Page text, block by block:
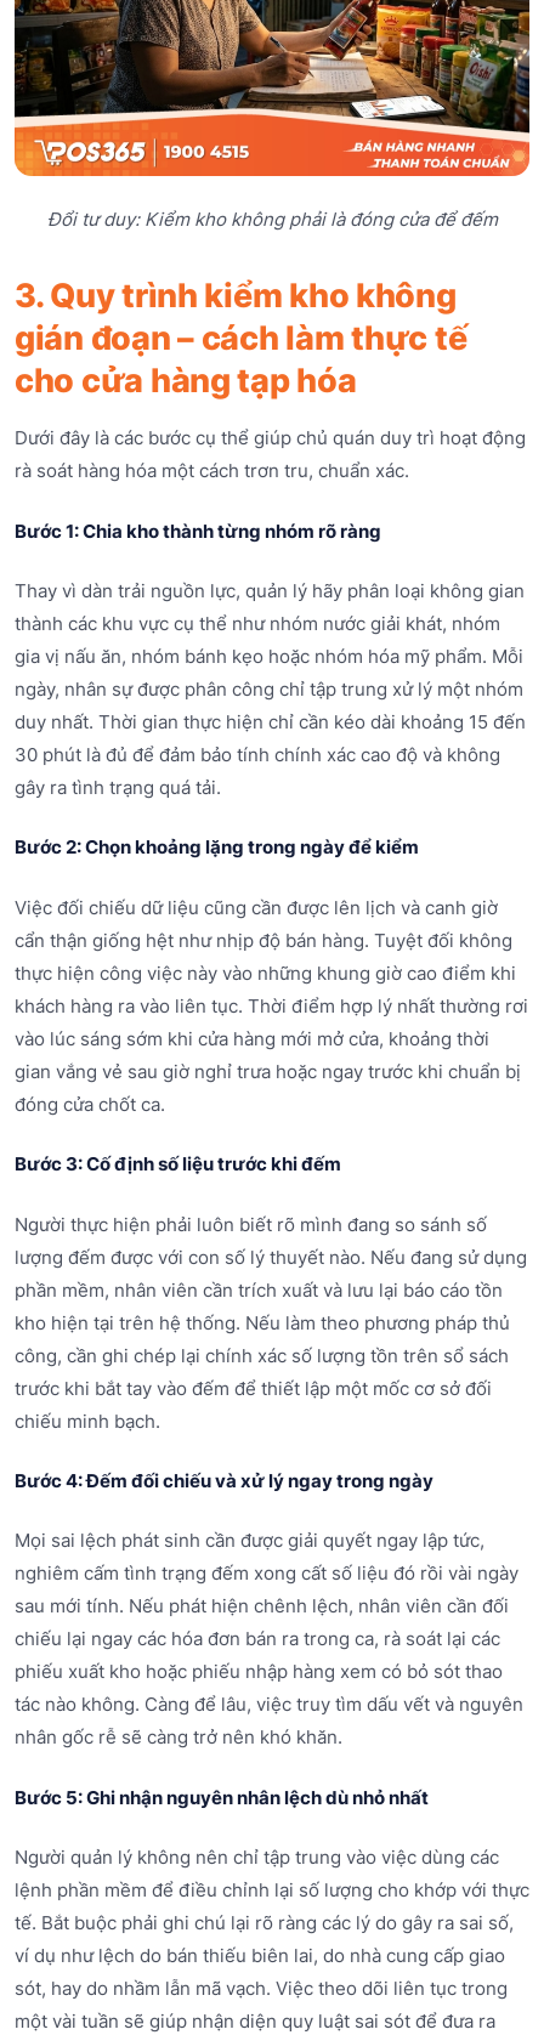
Đổi tư duy: Kiểm kho không phải là đóng cửa để đếm
3. Quy trình kiểm kho không
gián đoạn – cách làm thực tế
cho cửa hàng tạp hóa
Dưới đây là các bước cụ thể giúp chủ quán duy trì hoạt động
rà soát hàng hóa một cách trơn tru, chuẩn xác.
Bước 1: Chia kho thành từng nhóm rõ ràng
Thay vì dàn trải nguồn lực, quản lý hãy phân loại không gian
thành các khu vực cụ thể như nhóm nước giải khát, nhóm
gia vị nấu ăn, nhóm bánh kẹo hoặc nhóm hóa mỹ phẩm. Mỗi
ngày, nhân sự được phân công chỉ tập trung xử lý một nhóm
duy nhất. Thời gian thực hiện chỉ cần kéo dài khoảng 15 đến
30 phút là đủ để đảm bảo tính chính xác cao độ và không
gây ra tình trạng quá tải.
Bước 2: Chọn khoảng lặng trong ngày để kiểm
Việc đối chiếu dữ liệu cũng cần được lên lịch và canh giờ
cẩn thận giống hệt như nhịp độ bán hàng. Tuyệt đối không
thực hiện công việc này vào những khung giờ cao điểm khi
khách hàng ra vào liên tục. Thời điểm hợp lý nhất thường rơi
vào lúc sáng sớm khi cửa hàng mới mở cửa, khoảng thời
gian vắng vẻ sau giờ nghỉ trưa hoặc ngay trước khi chuẩn bị
đóng cửa chốt ca.
Bước 3: Cố định số liệu trước khi đếm
Người thực hiện phải luôn biết rõ mình đang so sánh số
lượng đếm được với con số lý thuyết nào. Nếu đang sử dụng
phần mềm, nhân viên cần trích xuất và lưu lại báo cáo tồn
kho hiện tại trên hệ thống. Nếu làm theo phương pháp thủ
công, cần ghi chép lại chính xác số lượng tồn trên sổ sách
trước khi bắt tay vào đếm để thiết lập một mốc cơ sở đối
chiếu minh bạch.
Bước 4: Đếm đối chiếu và xử lý ngay trong ngày
Mọi sai lệch phát sinh cần được giải quyết ngay lập tức,
nghiêm cấm tình trạng đếm xong cất số liệu đó rồi vài ngày
sau mới tính. Nếu phát hiện chênh lệch, nhân viên cần đối
chiếu lại ngay các hóa đơn bán ra trong ca, rà soát lại các
phiếu xuất kho hoặc phiếu nhập hàng xem có bỏ sót thao
tác nào không. Càng để lâu, việc truy tìm dấu vết và nguyên
nhân gốc rễ sẽ càng trở nên khó khăn.
Bước 5: Ghi nhận nguyên nhân lệch dù nhỏ nhất
Người quản lý không nên chỉ tập trung vào việc dùng các
lệnh phần mềm để điều chỉnh lại số lượng cho khớp với thực
tế. Bắt buộc phải ghi chú lại rõ ràng các lý do gây ra sai số,
ví dụ như lệch do bán thiếu biên lai, do nhà cung cấp giao
sót, hay do nhầm lẫn mã vạch. Việc theo dõi liên tục trong
một vài tuần sẽ giúp nhận diện quy luật sai sót để đưa ra